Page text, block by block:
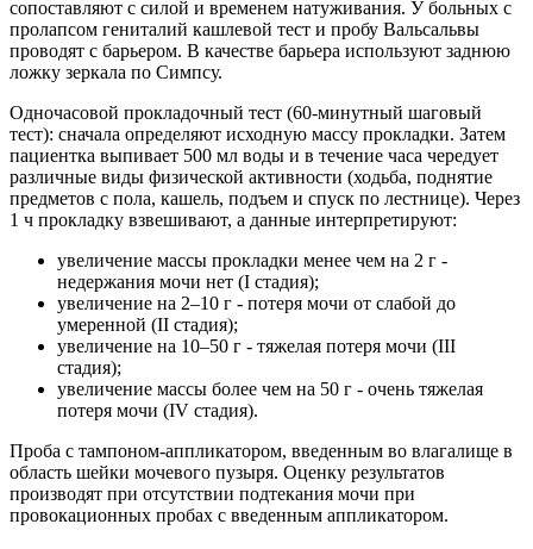
сопоставляют с силой и временем натуживания. У больных с
пролапсом гениталий кашлевой тест и пробу Вальсальвы
проводят с барьером. В качестве барьера используют заднюю
ложку зеркала по Симпсу.
Одночасовой прокладочный тест (60-минутный шаговый
тест): сначала определяют исходную массу прокладки. Затем
пациентка выпивает 500 мл воды и в течение часа чередует
различные виды физической активности (ходьба, поднятие
предметов с пола, кашель, подъем и спуск по лестнице). Через
1 ч прокладку взвешивают, а данные интерпретируют:
увеличение массы прокладки менее чем на 2 г -
недержания мочи нет (I стадия);
увеличение на 2–10 г - потеря мочи от слабой до
умеренной (II стадия);
увеличение на 10–50 г - тяжелая потеря мочи (III
стадия);
увеличение массы более чем на 50 г - очень тяжелая
потеря мочи (IV стадия).
Проба с тампоном-аппликатором, введенным во влагалище в
область шейки мочевого пузыря. Оценку результатов
производят при отсутствии подтекания мочи при
провокационных пробах с введенным аппликатором.